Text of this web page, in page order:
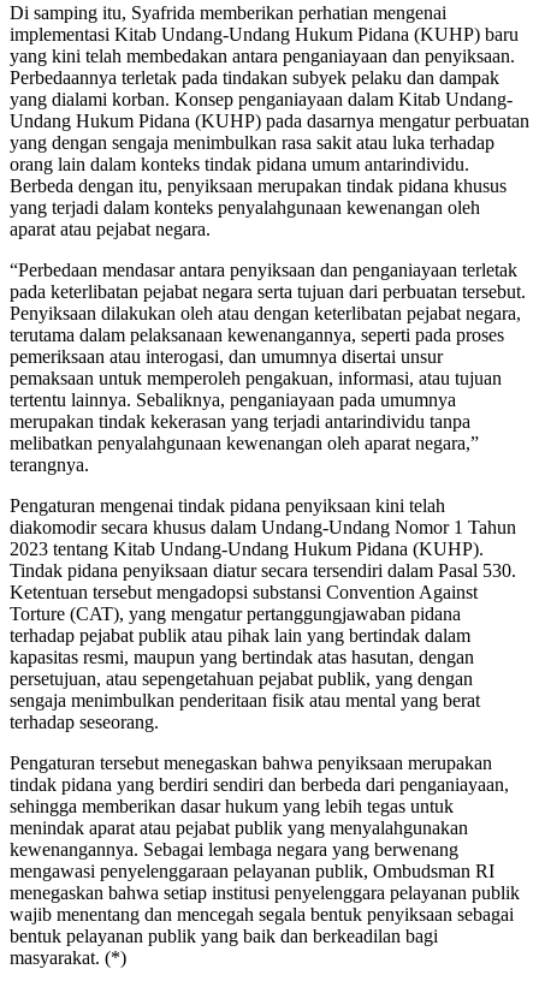
Di samping itu, Syafrida memberikan perhatian mengenai
implementasi Kitab Undang-Undang Hukum Pidana (KUHP) baru
yang kini telah membedakan antara penganiayaan dan penyiksaan.
Perbedaannya terletak pada tindakan subyek pelaku dan dampak
yang dialami korban. Konsep penganiayaan dalam Kitab Undang-
Undang Hukum Pidana (KUHP) pada dasarnya mengatur perbuatan
yang dengan sengaja menimbulkan rasa sakit atau luka terhadap
orang lain dalam konteks tindak pidana umum antarindividu.
Berbeda dengan itu, penyiksaan merupakan tindak pidana khusus
yang terjadi dalam konteks penyalahgunaan kewenangan oleh
aparat atau pejabat negara.
“Perbedaan mendasar antara penyiksaan dan penganiayaan terletak
pada keterlibatan pejabat negara serta tujuan dari perbuatan tersebut.
Penyiksaan dilakukan oleh atau dengan keterlibatan pejabat negara,
terutama dalam pelaksanaan kewenangannya, seperti pada proses
pemeriksaan atau interogasi, dan umumnya disertai unsur
pemaksaan untuk memperoleh pengakuan, informasi, atau tujuan
tertentu lainnya. Sebaliknya, penganiayaan pada umumnya
merupakan tindak kekerasan yang terjadi antarindividu tanpa
melibatkan penyalahgunaan kewenangan oleh aparat negara,”
terangnya.
Pengaturan mengenai tindak pidana penyiksaan kini telah
diakomodir secara khusus dalam Undang-Undang Nomor 1 Tahun
2023 tentang Kitab Undang-Undang Hukum Pidana (KUHP).
Tindak pidana penyiksaan diatur secara tersendiri dalam Pasal 530.
Ketentuan tersebut mengadopsi substansi Convention Against
Torture (CAT), yang mengatur pertanggungjawaban pidana
terhadap pejabat publik atau pihak lain yang bertindak dalam
kapasitas resmi, maupun yang bertindak atas hasutan, dengan
persetujuan, atau sepengetahuan pejabat publik, yang dengan
sengaja menimbulkan penderitaan fisik atau mental yang berat
terhadap seseorang.
Pengaturan tersebut menegaskan bahwa penyiksaan merupakan
tindak pidana yang berdiri sendiri dan berbeda dari penganiayaan,
sehingga memberikan dasar hukum yang lebih tegas untuk
menindak aparat atau pejabat publik yang menyalahgunakan
kewenangannya. Sebagai lembaga negara yang berwenang
mengawasi penyelenggaraan pelayanan publik, Ombudsman RI
menegaskan bahwa setiap institusi penyelenggara pelayanan publik
wajib menentang dan mencegah segala bentuk penyiksaan sebagai
bentuk pelayanan publik yang baik dan berkeadilan bagi
masyarakat. (*)